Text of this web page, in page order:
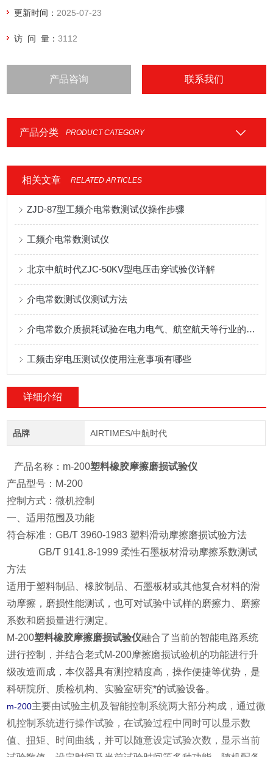
更新时间： 2025-07-23
访 问 量：3112
产品咨询 联系我们
产品分类 PRODUCT CATEGORY
相关文章 RELATED ARTICLES
ZJD-87型工频介电常数测试仪操作步骤
工频介电常数测试仪
北京中航时代ZJC-50KV型电压击穿试验仪详解
介电常数测试仪测试方法
介电常数介质损耗试验在电力电气、航空航天等行业的发展中具有重要意义？
工频击穿电压测试仪使用注意事项有哪些
详细介绍
品牌 AIRTIMES/中航时代
产品名称： m-200塑料橡胶摩擦磨损试验仪
产品型号：M-200
控制方式：微机控制
一、适用范围及功能
符合标准：GB/T 3960-1983 塑料滑动摩擦磨损试验方法
GB/T 9141.8-1999 柔性石墨板材滑动摩擦系数测试
方法
适用于塑料制品、橡胶制品、石墨板材或其他复合材料的滑
动摩擦，磨损性能测试，也可对试验中试样的磨擦力、磨擦
系数和磨损量进行测定。
M-200塑料橡胶摩擦磨损试验仪融合了当前的智能电路系统
进行控制，并结合老式M-200摩擦磨损试验机的功能进行升
级改造而成，本仪器具有测控精度高，操作便捷等优势，是
科研院所、质检机构、实验室研究*的试验设备。
m-200主要由试验主机及智能控制系统两大部分构成，通过微
机控制系统进行操作试验，在试验过程中同时可以显示数
值、扭矩、时间曲线，并可以随意设定试验次数，显示当前